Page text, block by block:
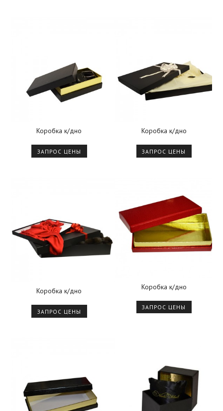
Коробка к/дно
ЗАПРОС ЦЕНЫ
Коробка к/дно
ЗАПРОС ЦЕНЫ
Коробка к/дно
ЗАПРОС ЦЕНЫ
Коробка к/дно
ЗАПРОС ЦЕНЫ